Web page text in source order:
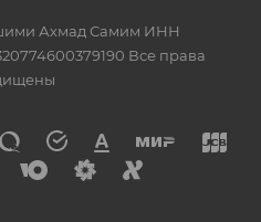
Ахмад Самим ИНН
Все права